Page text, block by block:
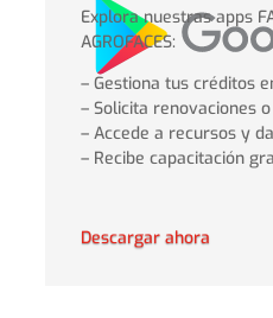
Explora nuestras apps
AGROFACES:
– Gestiona tus créditos
– Solicita renovaciones
– Accede a recursos y
– Recibe capacitación
Descargar ahora